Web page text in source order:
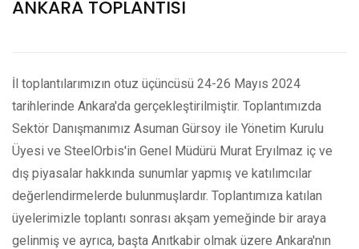
ANKARA TOPLANTISI
İl toplantılarımızın otuz üçüncüsü 24-26 Mayıs 2024
tarihlerinde Ankara'da gerçekleştirilmiştir. Toplantımızda
Sektör Danışmanımız Asuman Gürsoy ile Yönetim Kurulu
Üyesi ve SteelOrbis'in Genel Müdürü Murat Eryılmaz iç ve
dış piyasalar hakkında sunumlar yapmış ve katılımcılar
değerlendirmelerde bulunmuşlardır. Toplantımıza katılan
üyelerimizle toplantı sonrası akşam yemeğinde bir araya
gelinmiş ve ayrıca, başta Anıtkabir olmak üzere Ankara'nın